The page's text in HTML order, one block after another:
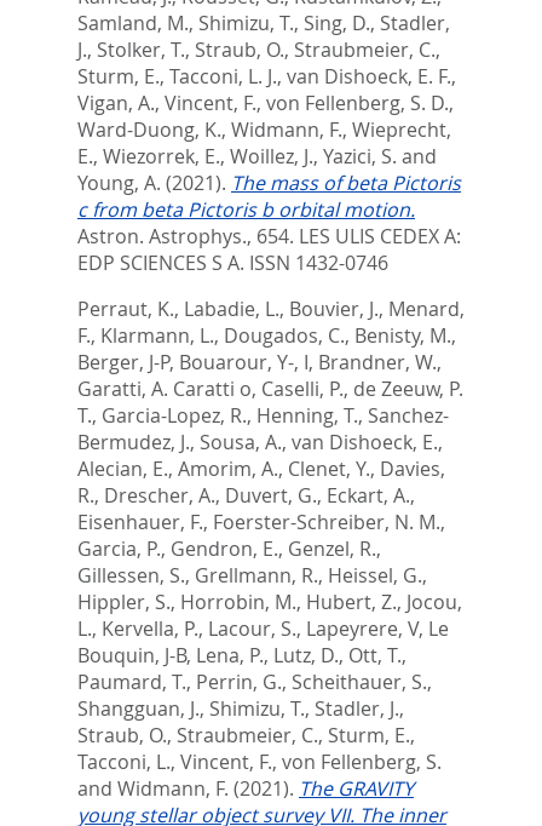
Samland, M., Shimizu, T., Sing, D., Stadler,
J., Stolker, T., Straub, O., Straubmeier, C.,
Sturm, E., Tacconi, L. J., van Dishoeck, E. F.,
Vigan, A., Vincent, F., von Fellenberg, S. D.,
Ward-Duong, K., Widmann, F., Wieprecht,
E., Wiezorrek, E., Woillez, J., Yazici, S. and
Young, A. (2021). The mass of beta Pictoris
c from beta Pictoris b orbital motion.
Astron. Astrophys., 654. LES ULIS CEDEX A:
EDP SCIENCES S A. ISSN 1432-0746
Perraut, K., Labadie, L., Bouvier, J., Menard,
F., Klarmann, L., Dougados, C., Benisty, M.,
Berger, J-P, Bouarour, Y-, I, Brandner, W.,
Garatti, A. Caratti o, Caselli, P., de Zeeuw, P.
T., Garcia-Lopez, R., Henning, T., Sanchez-
Bermudez, J., Sousa, A., van Dishoeck, E.,
Alecian, E., Amorim, A., Clenet, Y., Davies,
R., Drescher, A., Duvert, G., Eckart, A.,
Eisenhauer, F., Foerster-Schreiber, N. M.,
Garcia, P., Gendron, E., Genzel, R.,
Gillessen, S., Grellmann, R., Heissel, G.,
Hippler, S., Horrobin, M., Hubert, Z., Jocou,
L., Kervella, P., Lacour, S., Lapeyrere, V, Le
Bouquin, J-B, Lena, P., Lutz, D., Ott, T.,
Paumard, T., Perrin, G., Scheithauer, S.,
Shangguan, J., Shimizu, T., Stadler, J.,
Straub, O., Straubmeier, C., Sturm, E.,
Tacconi, L., Vincent, F., von Fellenberg, S.
and Widmann, F. (2021). The GRAVITY
young stellar object survey VII. The inner